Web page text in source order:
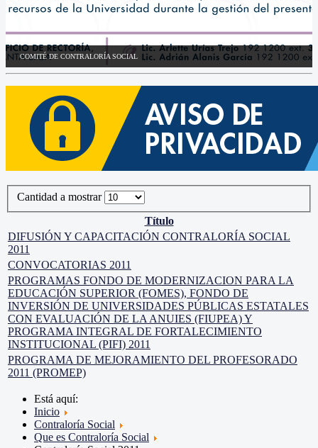
COMITÉ DE CONTRALORÍA SOCIAL
Cantidad a mostrar
Título
DIFUSIÓN Y CAPACITACIÓN CONTRALORÍA SOCIAL
2011
CONVOCATORIAS 2011
PROGRAMAS FONDO DE MODERNIZACION PARA LA
EDUCACIÓN SUPERIOR (FOMES), FONDO DE
INVERSIÓN DE UNIVERSIDADES PÚBLICAS ESTATALES
CON EVALUACIÓN DE LA ANUIES (FIUPEA) Y
PROGRAMA INTEGRAL DE FORTALECIMIENTO
INSTITUCIONAL (PIFI) 2011
PROGRAMA DE MEJORAMIENTO DEL PROFESORADO
2011 (PROMEP)
Está aquí:
Inicio
Contraloría Social
Que es Contraloría Social